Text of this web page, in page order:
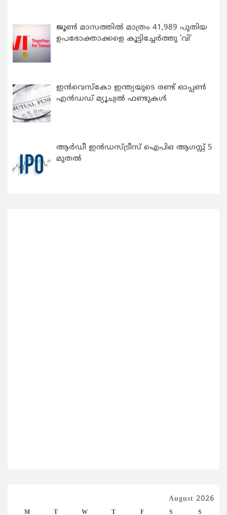
ജൂൺ മാസത്തിൽ മാത്രം 41,989 പുതിയ
ഉപഭോക്താക്കളെ കൂട്ടിച്ചേർത്തു ‘വി’
ഇന്‍വെസ്കോ ഇന്ത്യയുടെ രണ്ട് ഓപ്പണ്‍
എന്‍ഡഡ് മ്യൂച്വല്‍ ഫണ്ടുകള്‍
ആർഡീ ഇൻഡസ്ട്രീസ് ഐപിഒ ആഗസ്റ്റ് 5
മുതൽ
August 2026
M T W T F S S